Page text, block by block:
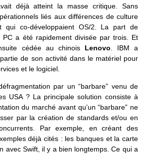
déjà atteint la masse critique. Sans
liés aux différences de culture
qui co-développaient OS/2. La part de
PC a été rapidement divisée par trois. Et
cédée au chinois Lenovo . IBM a
de son activité dans le matériel pour
et le logiciel.
par un “barbare” venu de
USA ? La principale solution consiste à
du marché avant qu’un “barbare” ne
par la création de standards et/ou en
Par exemple, en créant des
déjà cités : les banques et la carte
avec Swift, il y a bien longtemps. Ce qui a